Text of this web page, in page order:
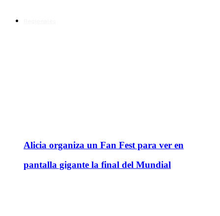
Alicia organiza un Fan Fest para ver en
pantalla gigante la final del Mundial